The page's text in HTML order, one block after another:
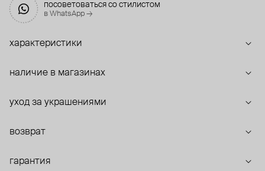
посоветоваться со стилистом
в WhatsApp →
характеристики
наличие в магазинах
уход за украшениями
возврат
гарантия